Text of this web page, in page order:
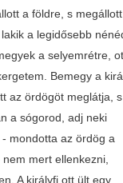
a földre, s
a legidősebb
a selyemrétre,
Bemegy a
az ördögöt meglátja, s
a sógorod, adj neki
mondotta az ördög a
mert ellenkezni,
A királyfi ott ült egy